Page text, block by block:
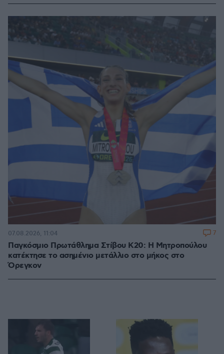
Παγκόσμιο Πρωτάθλημα Στίβου Κ20: Η Μητροπούλου
κατέκτησε το ασημένιο μετάλλιο στο μήκος στο
Όρεγκον
07.08.2026, 11:04 7